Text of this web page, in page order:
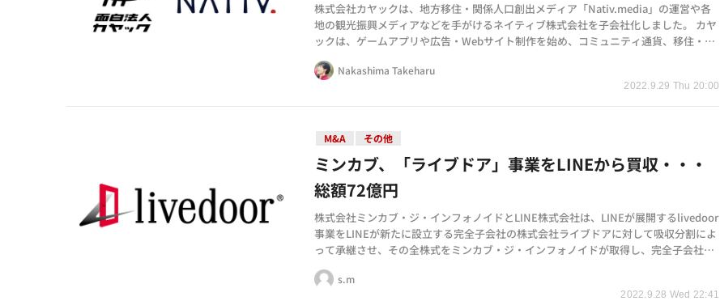
2022.9.29 Thu 20:00
株式会社カヤックは、地方移住・関係人口創出メディア「Nativ.media」の運営や各
地の観光振興メディアなどを手がけるネイティブ株式会社を子会社化しました。 カヤ
ックは、ゲームアプリや広告・Webサイト制作を始め、コミュニティ通貨、移住・関
係人口促進など、鎌倉本…
Nakashima Takeharu
M&A その他
2022.9.28 Wed 22:41
ミンカブ、「ライブドア」事業をLINEから買収・・・
総額72億円
株式会社ミンカブ・ジ・インフォノイドとLINE株式会社は、LINEが展開するlivedoor
事業をLINEが新たに設立する完全子会社の株式会社ライブドアに対して吸収分割によ
って承継させ、その全株式をミンカブ・ジ・インフォノイドが取得し、完全子会社化
することに合意したと発…
s.m